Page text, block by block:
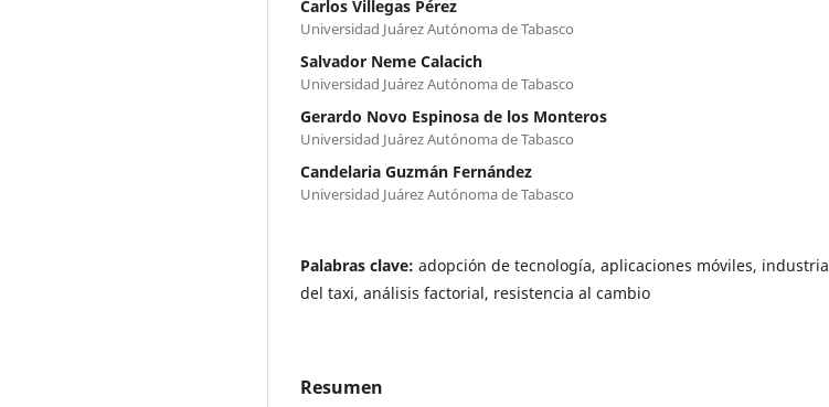
Carlos Villegas Pérez
Universidad Juárez Autónoma de Tabasco
Salvador Neme Calacich
Universidad Juárez Autónoma de Tabasco
Gerardo Novo Espinosa de los Monteros
Universidad Juárez Autónoma de Tabasco
Candelaria Guzmán Fernández
Universidad Juárez Autónoma de Tabasco
Palabras clave: adopción de tecnología, aplicaciones móviles, industria
del taxi, análisis factorial, resistencia al cambio
Resumen